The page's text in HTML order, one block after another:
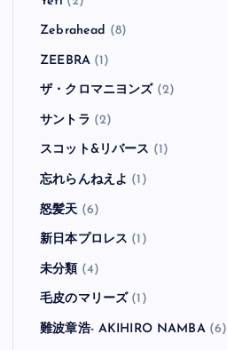
Zebrahead (8)
ZEEBRA(1)
ザ・クロマニヨンズ (2)
サントラ (2)
スコット&リバース (1)
忘れらんねえよ (1)
怒髪天 (6)
新日本プロレス (1)
未分類 (4)
毛皮のマリーズ (1)
難波章浩- AKIHIRO NAMBA(6)